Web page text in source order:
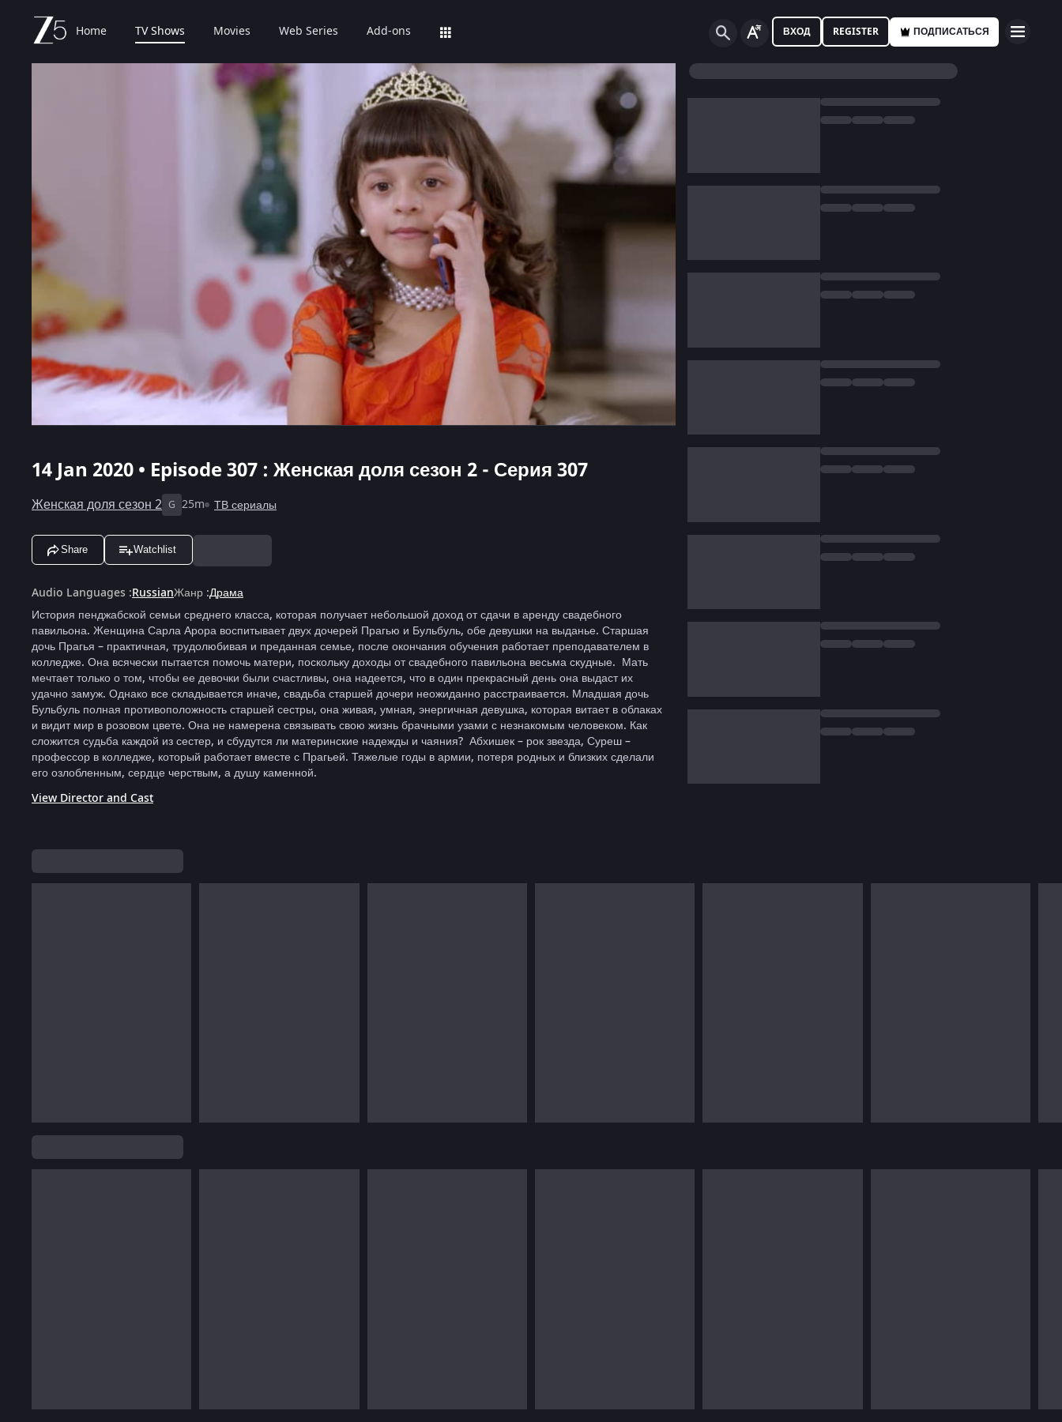
Home TV Shows Movies Web Series Add-ons ВХОД REGISTER ПОДПИСАТЬСЯ
14 Jan 2020 • Episode 307 : Женская доля сезон 2 - Серия 307
Женская доля сезон 2 G 25m ТВ сериалы
Share Watchlist
Audio Languages :RussianЖанр :Драма
История пенджабской семьи среднего класса, которая получает небольшой доход от сдачи в аренду свадебного
павильона. Женщина Сарла Арора воспитывает двух дочерей Прагью и Бульбуль, обе девушки на выданье. Старшая
дочь Прагья – практичная, трудолюбивая и преданная семье, после окончания обучения работает преподавателем в
колледже. Она всячески пытается помочь матери, поскольку доходы от свадебного павильона весьма скудные. Мать
мечтает только о том, чтобы ее девочки были счастливы, она надеется, что в один прекрасный день она выдаст их
удачно замуж. Однако все складывается иначе, свадьба старшей дочери неожиданно расстраивается. Младшая дочь
Бульбуль полная противоположность старшей сестры, она живая, умная, энергичная девушка, которая витает в облаках
и видит мир в розовом цвете. Она не намерена связывать свою жизнь брачными узами с незнакомым человеком. Как
сложится судьба каждой из сестер, и сбудутся ли материнские надежды и чаяния? Абхишек – рок звезда, Суреш –
профессор в колледже, который работает вместе с Прагьей. Тяжелые годы в армии, потеря родных и близких сделали
его озлобленным, сердце черствым, а душу каменной.
View Director and Cast